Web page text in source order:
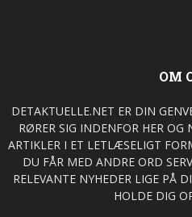
OM
DETAKTUELLE.NET ER DIN
RØRER SIG INDENFOR HER OG
ARTIKLER I ET LETLÆSELIGT
DU FÅR MED ANDRE ORD
RELEVANTE NYHEDER LIGE PÅ
HOLDE DIG